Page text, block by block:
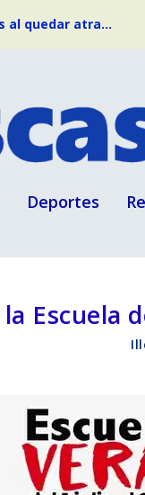
al quedar atra...
Deportes
Escuela